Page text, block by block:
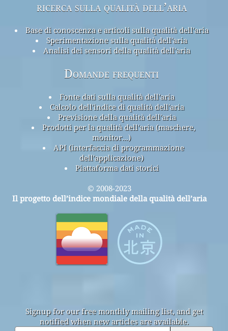
ricerca sulla qualità dell’aria
Base di conoscenza e articoli sulla qualità dell'aria
Sperimentazione sulla qualità dell'aria
Analisi dei sensori della qualità dell'aria
Domande frequenti
Fonte dati sulla qualità dell'aria
Calcolo dell'indice di qualità dell'aria
Previsione della qualità dell'aria
Prodotti per la qualità dell'aria (maschere,
monitor...)
API (interfaccia di programmazione
dell'applicazione)
Piattaforma dati storici
© 2008-2023
Il progetto dell’indice mondiale della qualità dell’aria
Signup for our free monthly mailing list, and get
notified when new articles are available.